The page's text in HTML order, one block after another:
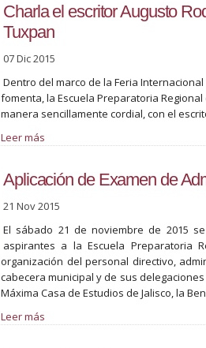
Charla el escritor Augusto
Tuxpan
07 Dic 2015
Dentro del marco de la Feria Internacional
fomenta, la Escuela Preparatoria
manera sencillamente cordial, con el
Leer más
Aplicación de Examen de
21 Nov 2015
El sábado 21 de noviembre de 2015
aspirantes a la Escuela Preparatoria
organización del personal directivo,
cabecera municipal y de sus
Máxima Casa de Estudios de Jalisco, la
Leer más